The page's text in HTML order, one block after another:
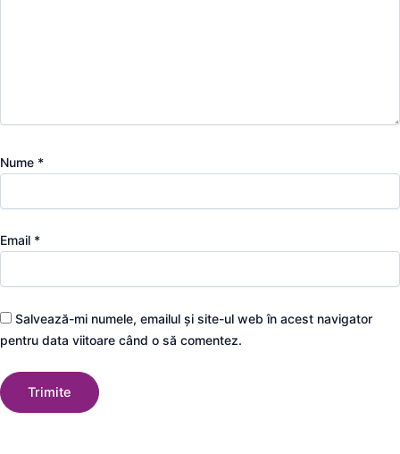
Nume *
Email *
Salvează-mi numele, emailul și site-ul web în acest navigator
pentru data viitoare când o să comentez.